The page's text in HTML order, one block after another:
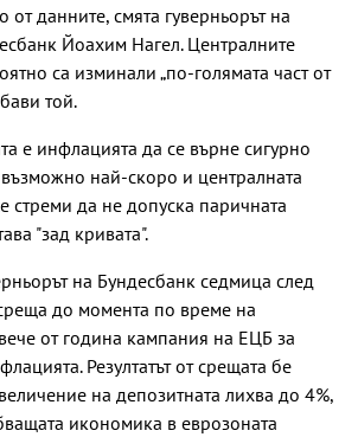
от данните, смята гуверньорът на
Йоахим Нагел. Централните
са изминали „по-голямата част от
той.
е инфлацията да се върне сигурно
най-скоро и централната
стреми да не допуска паричната
"зад кривата".
на Бундесбанк седмица след
до момента по време на
от година кампания на ЕЦБ за
Резултатът от срещата бе
на депозитната лихва до 4%,
икономика в еврозоната